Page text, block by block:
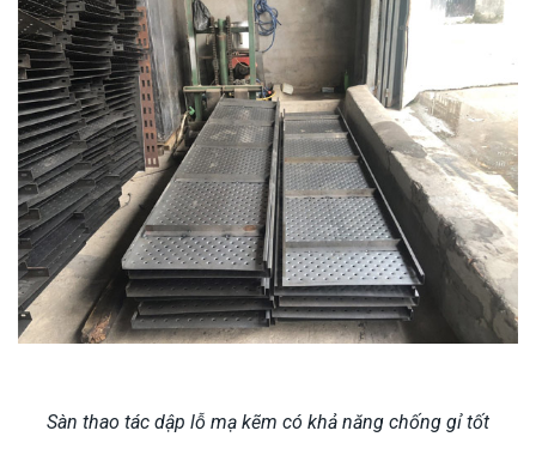
Sàn thao tác dập lỗ mạ kẽm có khả năng chống gỉ tốt